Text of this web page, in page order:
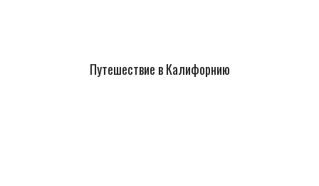
Путешествие в Калифорнию